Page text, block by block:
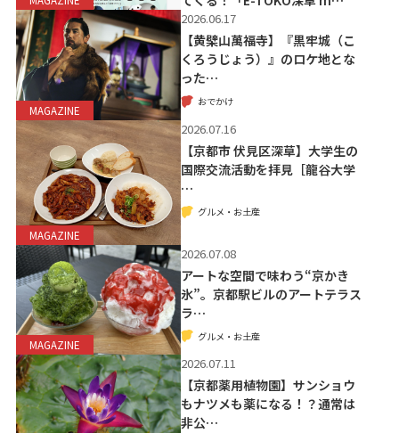
MAGAZINE
2026.06.17
【黄檗山萬福寺】『黒牢城（こ
くろうじょう）』のロケ地とな
った…
おでかけ
MAGAZINE
2026.07.16
【京都市 伏見区深草】大学生の
国際交流活動を拝見［龍谷大学
…
グルメ・お土産
MAGAZINE
2026.07.08
アートな空間で味わう“京かき
氷”。京都駅ビルのアートテラス
ラ…
グルメ・お土産
2026.07.11
【京都薬用植物園】サンショウ
もナツメも薬になる！？通常は
非公…